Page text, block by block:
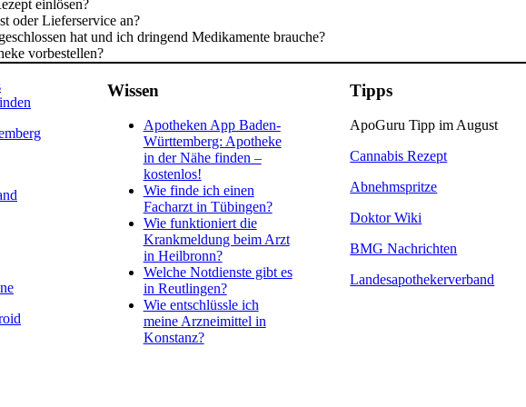
einlösen?
oder Lieferservice an?
hat und ich dringend Medikamente brauche?
vorbestellen?
Wissen
Apotheken App Baden-
Württemberg: Apotheke
in der Nähe finden –
kostenlos!
Wie finde ich einen
Facharzt in Tübingen?
Wie funktioniert die
Krankmeldung beim Arzt
in Heilbronn?
Welche Notdienste gibt es
in Reutlingen?
Wie entschlüssle ich
meine Arzneimittel in
Konstanz?
Tipps
ApoGuru Tipp im August
Cannabis Rezept
Abnehmspritze
Doktor Wiki
BMG Nachrichten
Landesapothekerverband